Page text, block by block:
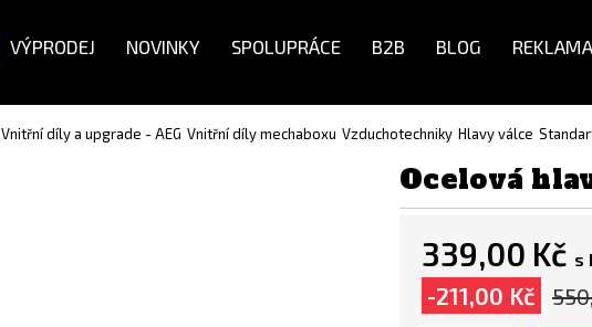
VÝPRODEJ NOVINKY SPOLUPRÁCE B2B BLOG
Vnitřní díly a upgrade - AEG Vnitřní díly mechaboxu Vzduchotechniky Hlavy válce
Ocelová
339,00 Kč s
-211,00 Kč